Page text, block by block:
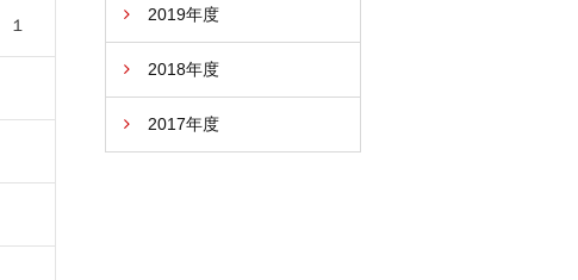
１
2019年度
2018年度
2017年度